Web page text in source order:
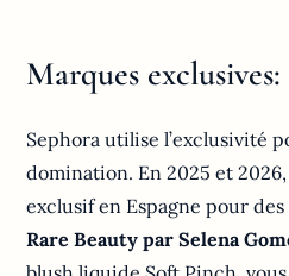
Marques
Sephora utilise l’exclusivité
domination. En 2025 et
exclusif en Espagne pour
Rare Beauty par Selena